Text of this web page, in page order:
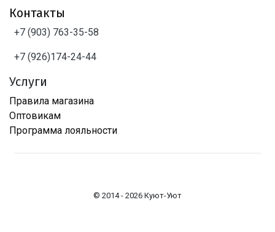
Контакты
+7 (903) 763-35-58
+7 (926)174-24-44
Услуги
Правила магазина
Оптовикам
Программа лояльности
© 2014 - 2026 Куют-Уют